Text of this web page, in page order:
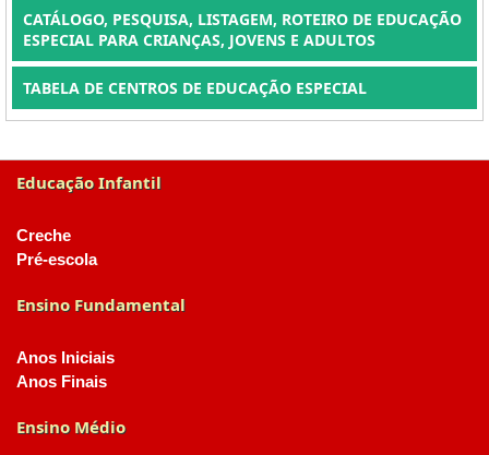
CATÁLOGO, PESQUISA, LISTAGEM, ROTEIRO DE EDUCAÇÃO
ESPECIAL PARA CRIANÇAS, JOVENS E ADULTOS
TABELA DE CENTROS DE EDUCAÇÃO ESPECIAL
Educação Infantil
Creche
Pré-escola
Ensino Fundamental
Anos Iniciais
Anos Finais
Ensino Médio